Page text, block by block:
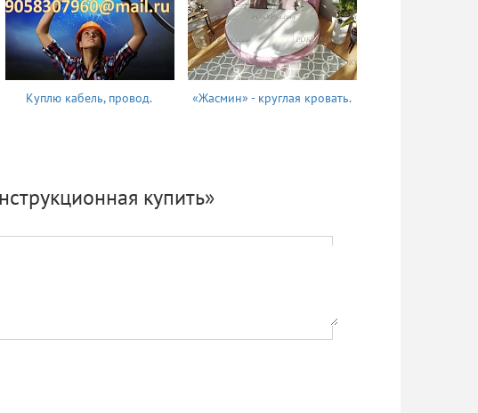
Куплю кабель, провод. «Жасмин» - круглая кровать.
купить»